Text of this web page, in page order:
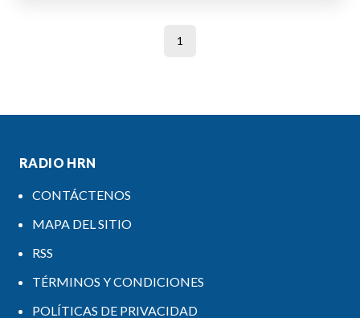
1
RADIO HRN
CONTÁCTENOS
MAPA DEL SITIO
RSS
TÉRMINOS Y CONDICIONES
POLÍTICAS DE PRIVACIDAD